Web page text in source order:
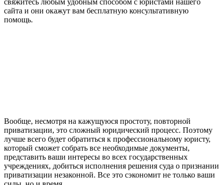
свяжитесь любым удобным способом с юристами нашего
сайта и они окажут вам бесплатную консультативную
помощь.
Вообще, несмотря на кажущуюся простоту, повторной
приватизации, это сложный юридический процесс. Поэтому
лучше всего будет обратиться к профессиональному юристу,
который сможет собрать все необходимые документы,
представить ваши интересы во всех государственных
учреждениях, добиться исполнения решения суда о признании
приватизации незаконной. Все это сэкономит не только ваши